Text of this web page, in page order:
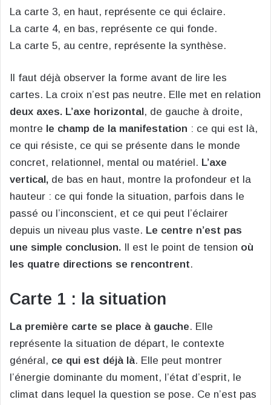
La carte 3, en haut, représente ce qui éclaire.
La carte 4, en bas, représente ce qui fonde.
La carte 5, au centre, représente la synthèse.
Il faut déjà observer la forme avant de lire les
cartes. La croix n’est pas neutre. Elle met en relation
deux axes. L’axe horizontal, de gauche à droite,
montre le champ de la manifestation : ce qui est là,
ce qui résiste, ce qui se présente dans le monde
concret, relationnel, mental ou matériel. L’axe
vertical, de bas en haut, montre la profondeur et la
hauteur : ce qui fonde la situation, parfois dans le
passé ou l’inconscient, et ce qui peut l’éclairer
depuis un niveau plus vaste. Le centre n’est pas
une simple conclusion. Il est le point de tension où
les quatre directions se rencontrent.
Carte 1 : la situation
La première carte se place à gauche. Elle
représente la situation de départ, le contexte
général, ce qui est déjà là. Elle peut montrer
l’énergie dominante du moment, l’état d’esprit, le
climat dans lequel la question se pose. Ce n’est pas